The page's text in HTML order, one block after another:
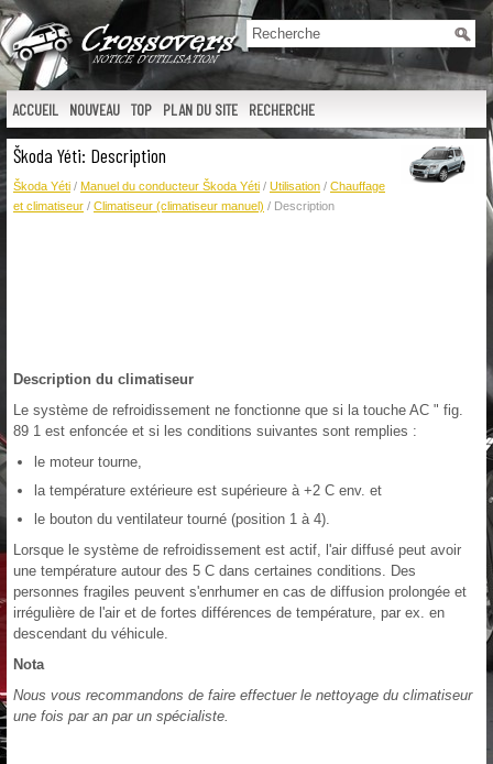
ACCUEIL NOUVEAU TOP PLAN DU SITE RECHERCHE
Škoda Yéti: Description
Škoda Yéti / Manuel du conducteur Škoda Yéti / Utilisation / Chauffage
et climatiseur / Climatiseur (climatiseur manuel) / Description
Description du climatiseur
Le système de refroidissement ne fonctionne que si la touche AC " fig.
89 1 est enfoncée et si les conditions suivantes sont remplies :
le moteur tourne,
la température extérieure est supérieure à +2 C env. et
le bouton du ventilateur tourné (position 1 à 4).
Lorsque le système de refroidissement est actif, l'air diffusé peut avoir
une température autour des 5 C dans certaines conditions. Des
personnes fragiles peuvent s'enrhumer en cas de diffusion prolongée et
irrégulière de l'air et de fortes différences de température, par ex. en
descendant du véhicule.
Nota
Nous vous recommandons de faire effectuer le nettoyage du climatiseur
une fois par an par un spécialiste.